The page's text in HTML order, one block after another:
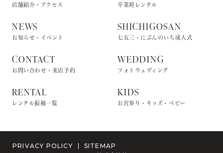
店舗紹介・アクセス
NEWS
お知らせ・イベント
CONTACT
お問い合わせ・来店予約
RENTAL
レンタル振袖一覧
卒業袴レンタル
SHICHIGOSAN
七五三・にぶんのいち成人式
WEDDING
フォトウェディング
KIDS
お宮参り・キッズ・ベビー
PRIVACY POLICY
SITEMAP